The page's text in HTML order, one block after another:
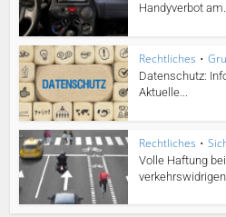
Handyverbot
Rechtliches •
Datenschutz:
Aktuelle...
Rechtliches •
Volle Haftung